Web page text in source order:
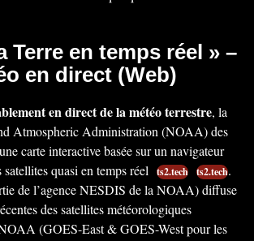
Terre en temps réel » –
en direct (Web)
en direct de la météo terrestre, la
Atmospheric Administration (NOAA) des
carte interactive basée sur un navigateur
quasi en temps réel
ts2.tech ts2.tech.
de l’agence NESDIS de la NOAA) diffuse
des satellites météorologiques
(GOES-East & GOES-West pour les